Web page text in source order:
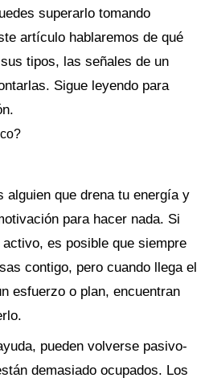
superarlo tomando
artículo hablaremos de qué
tipos, las señales de un
Sigue leyendo para
alguien que drena tu energía y
para hacer nada. Si
es posible que siempre
contigo, pero cuando llega el
esfuerzo o plan, encuentran
pueden volverse pasivo-
demasiado ocupados. Los